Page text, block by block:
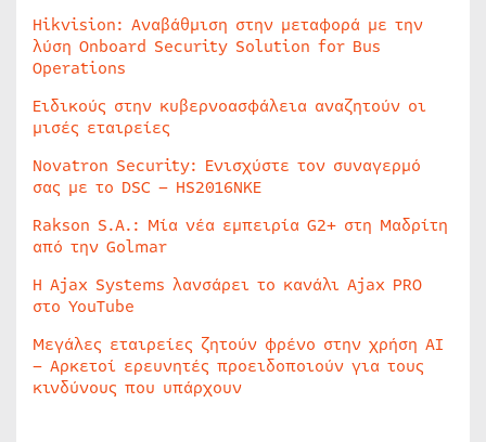
Hikvision: Αναβάθμιση στην μεταφορά με την
λύση Onboard Security Solution for Bus
Operations
Ειδικούς στην κυβερνοασφάλεια αναζητούν οι
μισές εταιρείες
Novatron Security: Ενισχύστε τον συναγερμό
σας με το DSC – HS2016NKE
Rakson S.A.: Μία νέα εμπειρία G2+ στη Μαδρίτη
από την Golmar
Η Ajax Systems λανσάρει το κανάλι Ajax PRO
στο YouTube
Μεγάλες εταιρείες ζητούν φρένο στην χρήση AI
– Αρκετοί ερευνητές προειδοποιούν για τους
κινδύνους που υπάρχουν